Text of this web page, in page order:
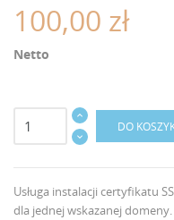
100,00 zł
Netto
DO
Usługa instalacji certyfikatu
dla jednej wskazanej domeny.